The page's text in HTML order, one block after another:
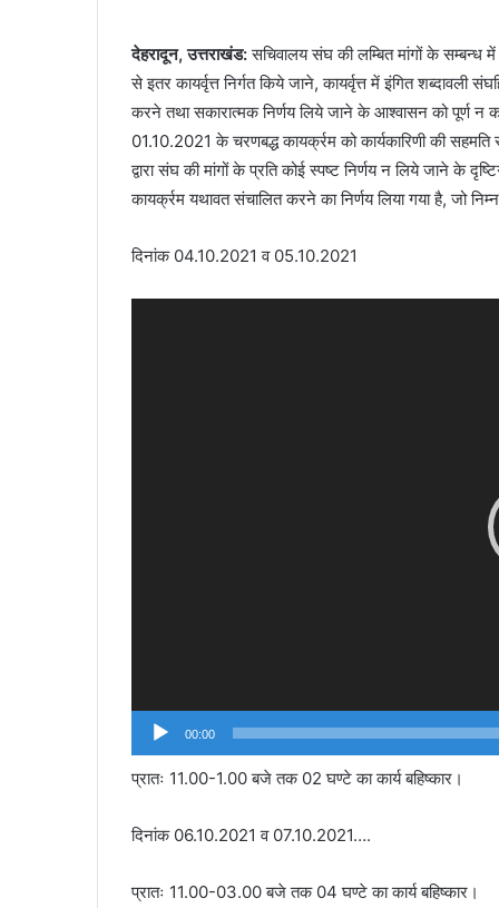
देहरादून, उत्तराखंड:सचिवालय संघ की लम्बित मांगों के
से इतर कायर्वृत्त निर्गत किये जाने, कायर्वृत्त में इंगित शब्दावली
करने तथा सकारात्मक निर्णय लिये जाने के आश्वासन को पूर्ण
01.10.2021 के चरणबद्ध कायर्क्रम को कार्यकारिणी की सहमति
द्वारा संघ की मांगों के प्रति कोई स्पष्ट निर्णय न लिये जाने के
कायर्क्रम यथावत संचालित करने का निर्णय लिया गया है, जो
दिनांक 04.10.2021 व 05.10.2021
00:00
प्रातः 11.00-1.00 बजे तक 02 घण्टे का कार्य बहिष्कार।
दिनांक 06.10.2021 व 07.10.2021….
प्रातः 11.00-03.00 बजे तक 04 घण्टे का कार्य बहिष्कार।